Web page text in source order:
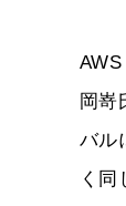
岡嵜
バル
く同